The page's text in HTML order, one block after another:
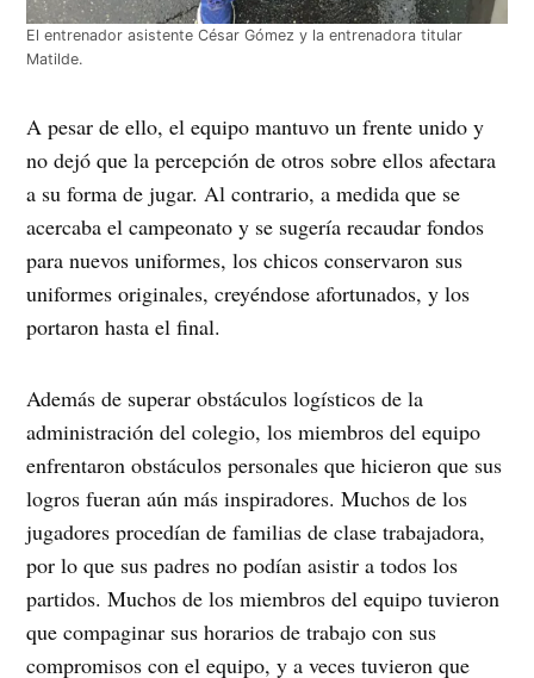
El entrenador asistente César Gómez y la entrenadora titular
Matilde.
A pesar de ello, el equipo mantuvo un frente unido y
no dejó que la percepción de otros sobre ellos afectara
a su forma de jugar. Al contrario, a medida que se
acercaba el campeonato y se sugería recaudar fondos
para nuevos uniformes, los chicos conservaron sus
uniformes originales, creyéndose afortunados, y los
portaron hasta el final.
Además de superar obstáculos logísticos de la
administración del colegio, los miembros del equipo
enfrentaron obstáculos personales que hicieron que sus
logros fueran aún más inspiradores. Muchos de los
jugadores procedían de familias de clase trabajadora,
por lo que sus padres no podían asistir a todos los
partidos. Muchos de los miembros del equipo tuvieron
que compaginar sus horarios de trabajo con sus
compromisos con el equipo, y a veces tuvieron que